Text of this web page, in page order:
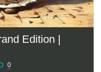
Edition |
0